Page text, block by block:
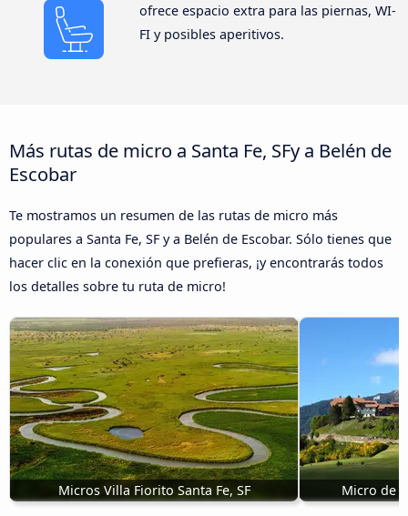
ofrece espacio extra para las piernas, WI-
FI y posibles aperitivos.
Más rutas de micro a Santa Fe, SFy a Belén de
Escobar
Te mostramos un resumen de las rutas de micro más
populares a Santa Fe, SF y a Belén de Escobar. Sólo tienes que
hacer clic en la conexión que prefieras, ¡y encontrarás todos
los detalles sobre tu ruta de micro!
Micros Villa Fiorito Santa Fe, SF Micro de